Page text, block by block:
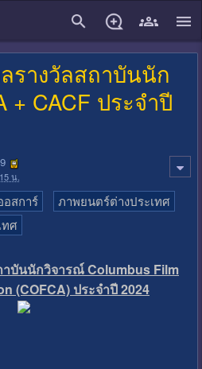
รางวัลสถาบันนัก
+ CACF ประจำปี
น.
อสการ์
ภาพยนตร์ต่างประเทศ
ศ
าบันนักวิจารณ์ Columbus Film
(COFCA) ประจำปี 2024
close